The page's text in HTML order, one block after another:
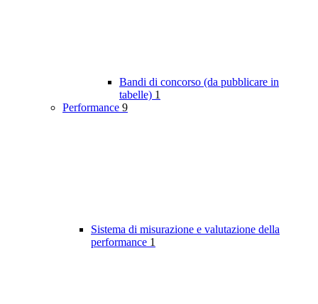
Bandi di concorso (da pubblicare in
tabelle) 1
Performance 9
Sistema di misurazione e valutazione della
performance 1